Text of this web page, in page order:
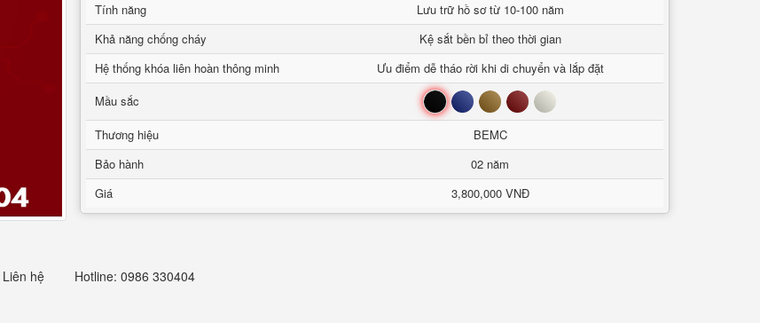
Tính năng
Lưu trữ hồ sơ từ 10-100 năm
Khả năng chống cháy
Kệ sắt bền bỉ theo thời gian
Hệ thống khóa liên hoàn thông minh
Ưu điểm dễ tháo rời khi di chuyển và lắp đặt
Mầu sắc
Đen Xanh Nâu Đỏ Trắng
Thương hiệu
BEMC
Bảo hành
02 năm
Giá
3,800,000 VNĐ
Liên hệ Hotline: 0986 330404